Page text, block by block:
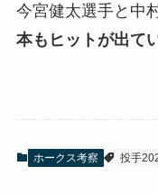
今宮健太選手と中
本もヒットが出て
ホークス考察 投手